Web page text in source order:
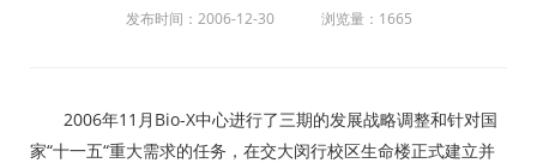
发布时间：2006-12-30 浏览量：1665
2006年11月Bio-X中心进行了三期的发展战略调整和针对国
家“十一五“重大需求的任务，在交大闵行校区生命楼正式建立并